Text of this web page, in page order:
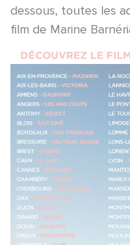
dessous, toutes les
film de Marine